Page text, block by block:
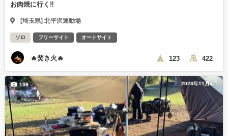
お肉焼に行く‼️
[埼玉県] 北平沢運動場
ソロ フリーサイト オートサイト
🔥焚き火🔥 123 422
2023年11月4日
136